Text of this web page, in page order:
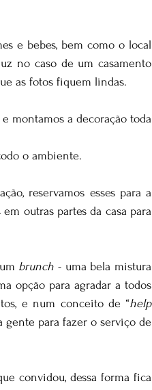
e bebes, bem como o local
no caso de um casamento
as fotos fiquem lindas.
montamos a decoração toda
o ambiente.
reservamos esses para a
outras partes da casa para
brunch - uma bela mistura
opção para agradar a todos
e num conceito de “help
gente para fazer o serviço de
convidou, dessa forma fica